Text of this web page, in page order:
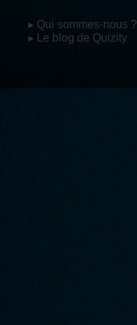
▸ Qui sommes-nous ?
▸ Le blog de Quizity